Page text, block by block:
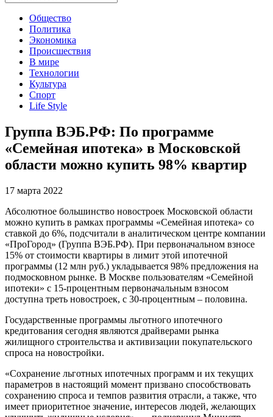
Общество
Политика
Экономика
Происшествия
В мире
Технологии
Культура
Спорт
Life Style
Группа ВЭБ.РФ: По программе
«Семейная ипотека» в Московской
области можно купить 98% квартир
17 марта 2022
Абсолютное большинство новостроек Московской области
можно купить в рамках программы «Семейная ипотека» со
ставкой до 6%, подсчитали в аналитическом центре компании
«ПроГород» (Группа ВЭБ.РФ). При первоначальном взносе
15% от стоимости квартиры в лимит этой ипотечной
программы (12 млн руб.) укладывается 98% предложения на
подмосковном рынке. В Москве пользователям «Семейной
ипотеки» с 15-процентным первоначальным взносом
доступна треть новостроек, с 30-процентным – половина.
Государственные программы льготного ипотечного
кредитования сегодня являются драйверами рынка
жилищного строительства и активизации покупательского
спроса на новостройки.
«Сохранение льготных ипотечных программ и их текущих
параметров в настоящий момент призвано способствовать
сохранению спроса и темпов развития отрасли, а также, что
имеет приоритетное значение, интересов людей, желающих